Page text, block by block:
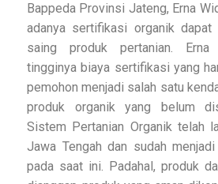
Bappeda Provinsi Jateng, Erna
adanya sertifikasi organik dapat
saing produk pertanian. Erna
tingginya biaya sertifikasi yang
pemohon menjadi salah satu
produk organik yang belum
Sistem Pertanian Organik telah
Jawa Tengah dan sudah
pada saat ini. Padahal, produk